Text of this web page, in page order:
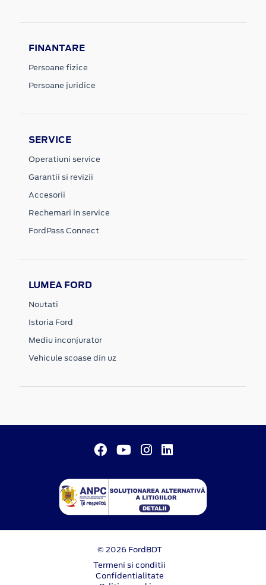
FINANTARE
Persoane fizice
Persoane juridice
SERVICE
Operatiuni service
Garantii si revizii
Accesorii
Rechemari in service
FordPass Connect
LUMEA FORD
Noutati
Istoria Ford
Mediu inconjurator
Vehicule scoase din uz
© 2026 FordBDT
Termeni si conditii
Confidentialitate